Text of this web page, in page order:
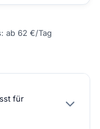
ab 62 €/Tag
für